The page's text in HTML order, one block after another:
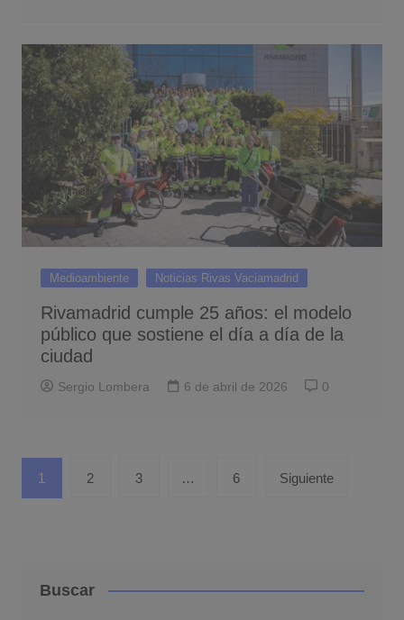
Medioambiente Noticias Rivas Vaciamadrid
Rivamadrid cumple 25 años: el modelo
público que sostiene el día a día de la
ciudad
Sergio Lombera 6 de abril de 2026 0
Paginación
de
1 2 3 … 6 Siguiente
Buscar